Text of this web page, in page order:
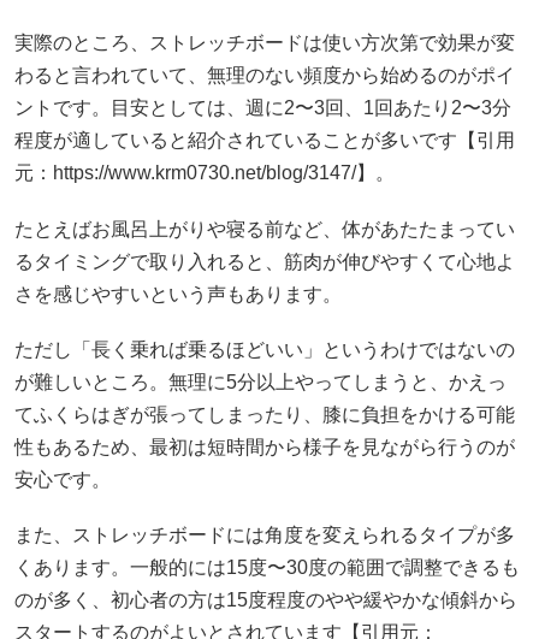
実際のところ、ストレッチボードは使い方次第で効果が変
わると言われていて、無理のない頻度から始めるのがポイ
ントです。目安としては、週に2〜3回、1回あたり2〜3分
程度が適していると紹介されていることが多いです【引用
元：https://www.krm0730.net/blog/3147/】。
たとえばお風呂上がりや寝る前など、体があたたまってい
るタイミングで取り入れると、筋肉が伸びやすくて心地よ
さを感じやすいという声もあります。
ただし「長く乗れば乗るほどいい」というわけではないの
が難しいところ。無理に5分以上やってしまうと、かえっ
てふくらはぎが張ってしまったり、膝に負担をかける可能
性もあるため、最初は短時間から様子を見ながら行うのが
安心です。
また、ストレッチボードには角度を変えられるタイプが多
くあります。一般的には15度〜30度の範囲で調整できるも
のが多く、初心者の方は15度程度のやや緩やかな傾斜から
スタートするのがよいとされています【引用元：